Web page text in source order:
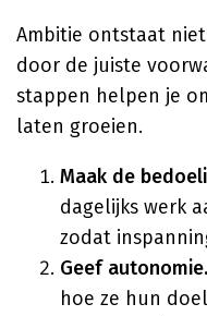
Ambitie ontstaat
door de juiste
stappen helpen je
laten groeien.
Maak de
dagelijks werk
zodat
Geef autonomie.
hoe ze hun